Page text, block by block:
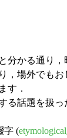
分かる通り
，場外でも
す．
話題を扱っ
字 (